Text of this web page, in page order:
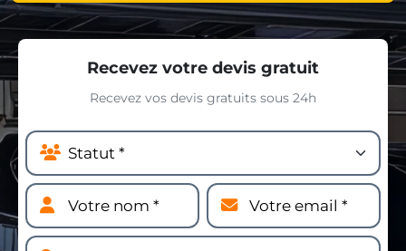
Recevez votre devis gratuit
Recevez vos devis gratuits sous 24h